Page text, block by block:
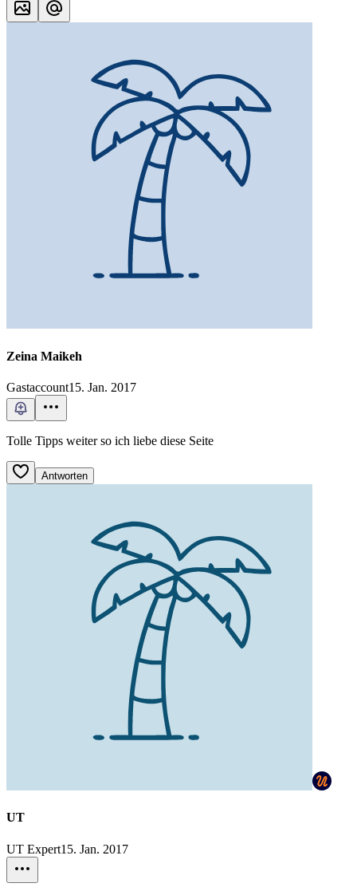
Zeina Maikeh
Gastaccount15. Jan. 2017
Tolle Tipps weiter so ich liebe diese Seite
Antworten
UT
UT Expert15. Jan. 2017